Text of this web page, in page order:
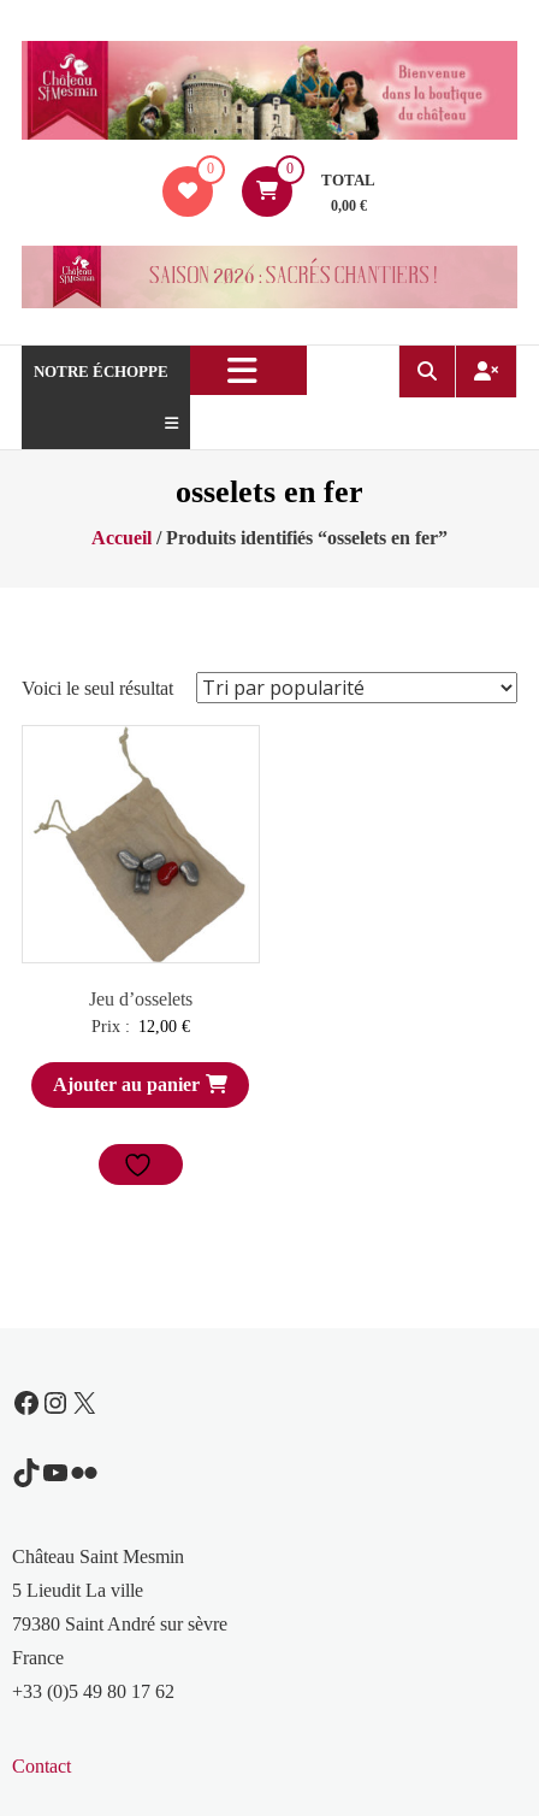
contenu
de
Mesmin
0 0
TOTAL
0,00 €
NOTRE ÉCHOPPE
osselets en fer
Accueil/ Produits identifiés “osselets en fer”
Voici le seul résultat
Jeu d’osselets
Prix : 12,00 €
Ajouter au panier
Facebook
Instagram
X
TikTok
YouTube
Flickr
Château Saint Mesmin
5 Lieudit La ville
79380 Saint André sur sèvre
France
+33 (0)5 49 80 17 62
Contact